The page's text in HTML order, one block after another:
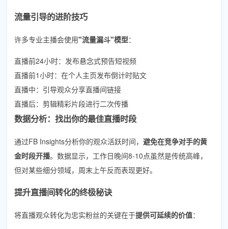
流量引导的进阶技巧
许多专业主播会使用"流量漏斗"模型：
直播前24小时：发布悬念式预告短视频
直播前1小时：在个人主页发布倒计时贴文
直播中：引导观众分享直播间链接
直播后：剪辑精彩片段进行二次传播
数据分析：找出你的最佳直播时段
通过FB Insights分析你的观众活跃时间， 避免在竞争对手的黄
金时段开播。数据显示，工作日晚间8-10点虽然是传统高峰，
但对某些细分领域，周末上午反而表现更好。
提升直播间转化的终极秘诀
将直播观众转化为忠实粉丝的关键在于提供可延续的价值：